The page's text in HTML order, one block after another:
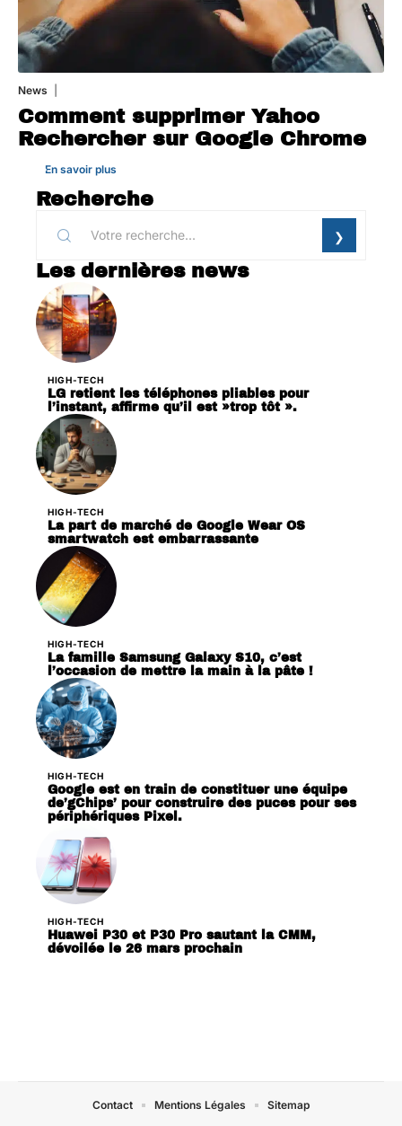
News
Comment supprimer Yahoo
Rechercher sur Google Chrome
En savoir plus
Recherche
Les dernières news
HIGH-TECH
LG retient les téléphones pliables pour
l’instant, affirme qu’il est »trop tôt ».
HIGH-TECH
La part de marché de Google Wear OS
smartwatch est embarrassante
HIGH-TECH
La famille Samsung Galaxy S10, c’est
l’occasion de mettre la main à la pâte !
HIGH-TECH
Google est en train de constituer une équipe
de’gChips’ pour construire des puces pour ses
périphériques Pixel.
HIGH-TECH
Huawei P30 et P30 Pro sautant la CMM,
dévoilée le 26 mars prochain
Contact Mentions Légales Sitemap